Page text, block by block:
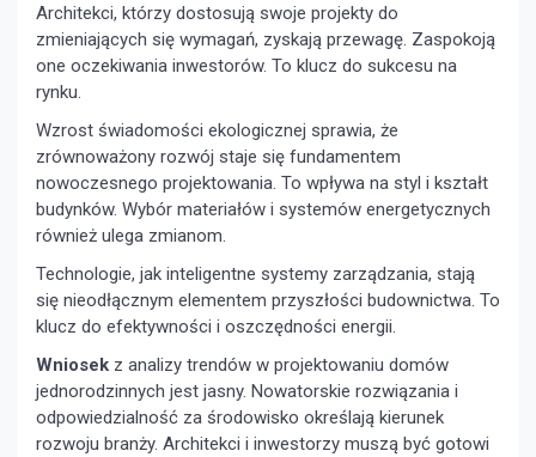
Architekci, którzy dostosują swoje projekty do
zmieniających się wymagań, zyskają przewagę. Zaspokoją
one oczekiwania inwestorów. To klucz do sukcesu na
rynku.
Wzrost świadomości ekologicznej sprawia, że
zrównoważony rozwój staje się fundamentem
nowoczesnego projektowania. To wpływa na styl i kształt
budynków. Wybór materiałów i systemów energetycznych
również ulega zmianom.
Technologie, jak inteligentne systemy zarządzania, stają
się nieodłącznym elementem przyszłości budownictwa. To
klucz do efektywności i oszczędności energii.
Wniosek z analizy trendów w projektowaniu domów
jednorodzinnych jest jasny. Nowatorskie rozwiązania i
odpowiedzialność za środowisko określają kierunek
rozwoju branży. Architekci i inwestorzy muszą być gotowi